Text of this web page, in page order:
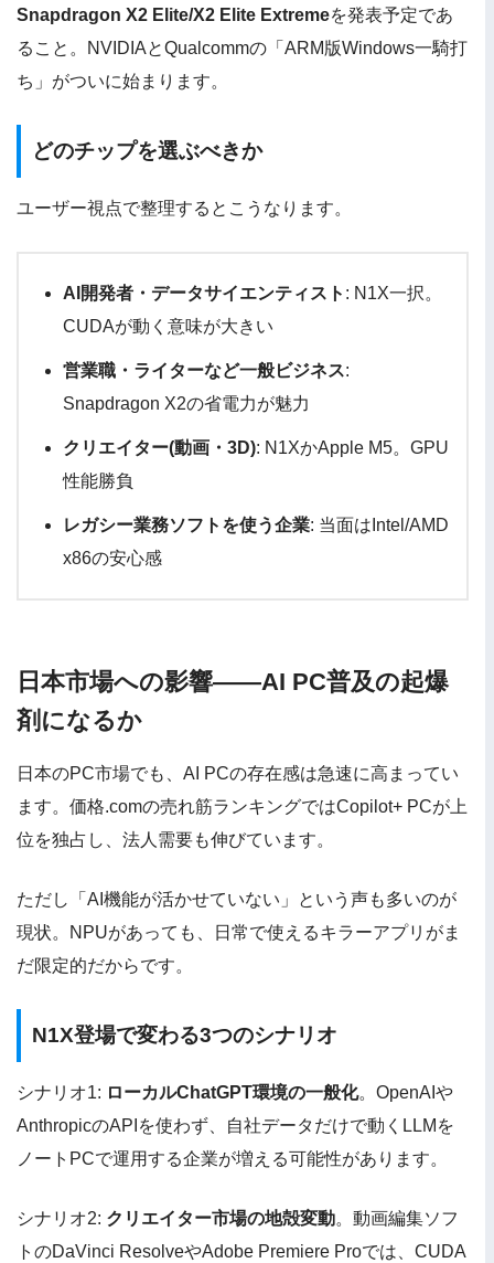
Snapdragon X2 Elite/X2 Elite Extremeを発表予定であ
ること。NVIDIAとQualcommの「ARM版Windows一騎打
ち」がついに始まります。
どのチップを選ぶべきか
ユーザー視点で整理するとこうなります。
AI開発者・データサイエンティスト : N1X一択。
CUDAが動く意味が大きい
営業職・ライターなど一般ビジネス:
Snapdragon X2の省電力が魅力
クリエイター(動画・3D): N1XかApple M5。GPU
性能勝負
レガシー業務ソフトを使う企業: 当面はIntel/AMD
x86の安心感
日本市場への影響——AI PC普及の起爆
剤になるか
日本のPC市場でも、AI PCの存在感は急速に高まってい
ます。価格.comの売れ筋ランキングではCopilot+ PCが上
位を独占し、法人需要も伸びています。
ただし「AI機能が活かせていない」という声も多いのが
現状。NPUがあっても、日常で使えるキラーアプリがま
だ限定的だからです。
N1X登場で変わる3つのシナリオ
シナリオ1: ローカルChatGPT環境の一般化。OpenAIや
AnthropicのAPIを使わず、自社データだけで動くLLMを
ノートPCで運用する企業が増える可能性があります。
シナリオ2: クリエイター市場の地殻変動。動画編集ソフ
トのDaVinci ResolveやAdobe Premiere Proでは、CUDA